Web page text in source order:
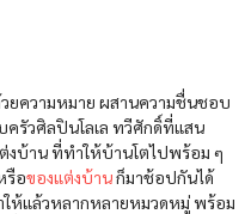
ยความหมาย ผสานความชื่นชอบ
รัวศิลปินโลเล ทวีศักดิ์ที่แสน
งบ้าน ที่ทำให้บ้านโตไปพร้อม ๆ
รือของแต่งบ้านก็มาช้อปกันได้
ให้แล้วหลากหลายหมวดหมู่ พร้อม